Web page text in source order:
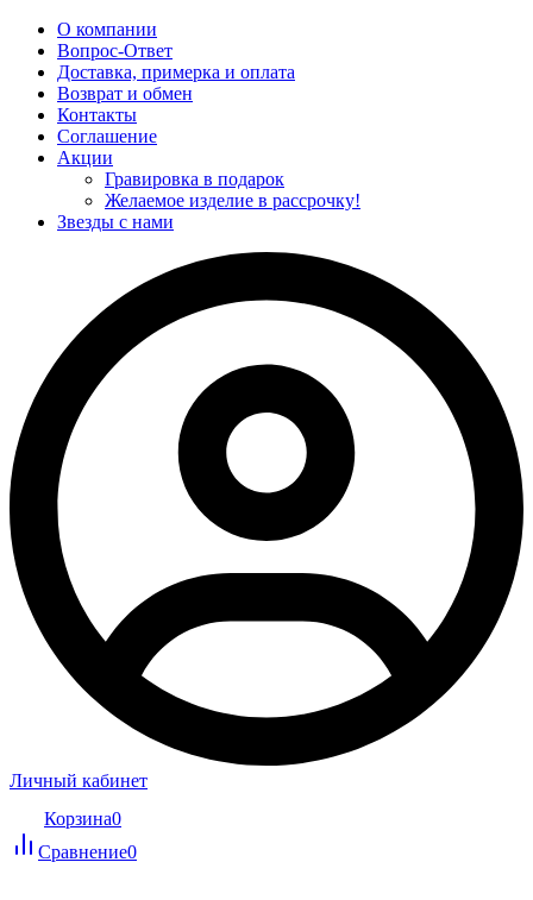
О компании
Вопрос-Ответ
Доставка, примерка и оплата
Возврат и обмен
Контакты
Соглашение
Акции
Гравировка в подарок
Желаемое изделие в рассрочку!
Звезды с нами
Личный кабинет
Корзина0
Сравнение0